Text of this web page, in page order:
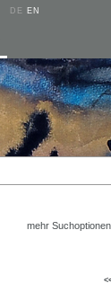
DE EN
mehr Suchoptionen